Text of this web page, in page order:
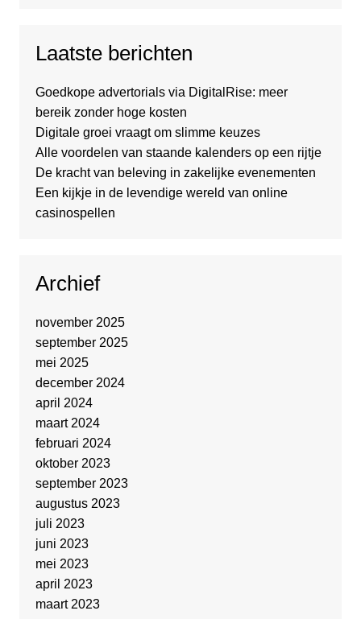
Laatste berichten
Goedkope advertorials via DigitalRise: meer
bereik zonder hoge kosten
Digitale groei vraagt om slimme keuzes
Alle voordelen van staande kalenders op een rijtje
De kracht van beleving in zakelijke evenementen
Een kijkje in de levendige wereld van online
casinospellen
Archief
november 2025
september 2025
mei 2025
december 2024
april 2024
maart 2024
februari 2024
oktober 2023
september 2023
augustus 2023
juli 2023
juni 2023
mei 2023
april 2023
maart 2023